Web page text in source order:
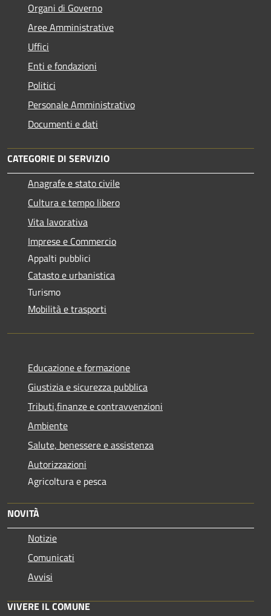
Organi di Governo
Aree Amministrative
Uffici
Enti e fondazioni
Politici
Personale Amministrativo
Documenti e dati
CATEGORIE DI SERVIZIO
Anagrafe e stato civile
Cultura e tempo libero
Vita lavorativa
Imprese e Commercio
Appalti pubblici
Catasto e urbanistica
Turismo
Mobilità e trasporti
Educazione e formazione
Giustizia e sicurezza pubblica
Tributi,finanze e contravvenzioni
Ambiente
Salute, benessere e assistenza
Autorizzazioni
Agricoltura e pesca
NOVITÀ
Notizie
Comunicati
Avvisi
VIVERE IL COMUNE